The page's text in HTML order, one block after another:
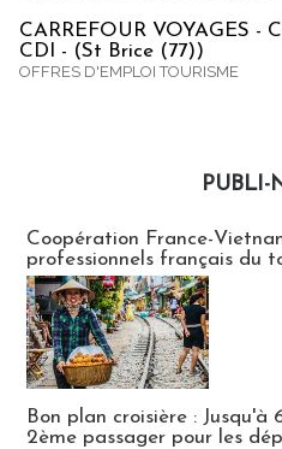
CARREFOUR VOYAGES -
CDI - (St Brice (77))
OFFRES D'EMPLOI TOURISME
PUBLI-
Coopération France-
professionnels français du
Bon plan croisière :
2ème passager pour les